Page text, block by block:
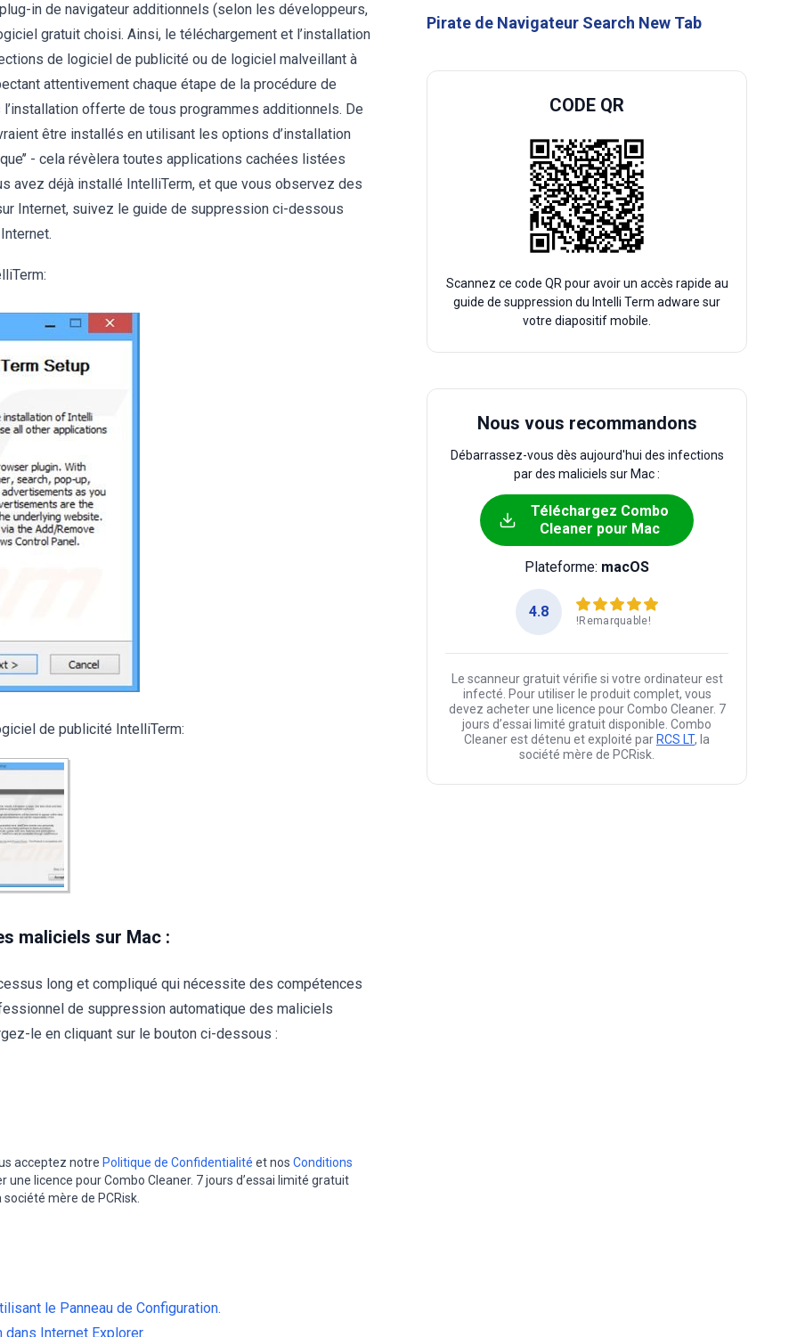
in de navigateur additionnels (selon les développeurs,
gratuit choisi. Ainsi, le téléchargement et l’installation
de logiciel de publicité ou de logiciel malveillant à
attentivement chaque étape de la procédure de
offerte de tous programmes additionnels. De
être installés en utilisant les options d’installation
- cela révèlera toutes applications cachées listées
avez déjà installé IntelliTerm, et que vous observez des
Internet, suivez le guide de suppression ci-dessous
de publicité IntelliTerm:
maliciels sur Mac :
long et compliqué qui nécessite des compétences
de suppression automatique des maliciels
le en cliquant sur le bouton ci-dessous :
acceptez notre Politique de Confidentialité et nos Conditions
une licence pour Combo Cleaner. 7 jours d’essai limité gratuit
société mère de PCRisk.
le Panneau de Configuration.
Internet Explorer.
Pirate de Navigateur Search New Tab
CODE QR
Scannez ce code QR pour avoir un accès rapide au
guide de suppression du Intelli Term adware sur
votre diapositif mobile.
Nous vous recommandons
Débarrassez-vous dès aujourd'hui des infections
par des maliciels sur Mac :
Téléchargez Combo
Cleaner pour Mac
Plateforme: macOS
4.8
!Remarquable!
Le scanneur gratuit vérifie si votre ordinateur est
infecté. Pour utiliser le produit complet, vous
devez acheter une licence pour Combo Cleaner. 7
jours d’essai limité gratuit disponible. Combo
Cleaner est détenu et exploité par RCS LT, la
société mère de PCRisk.